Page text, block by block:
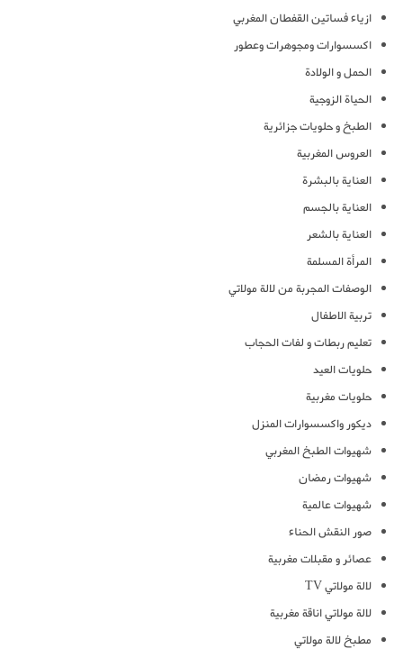
ازياء فساتين القفطان المغربي
اكسسوارات ومجوهرات وعطور
الحمل و الولادة
الحياة الزوجية
الطبخ و حلويات جزائرية
العروس المغربية
العناية بالبشرة
العناية بالجسم
العناية بالشعر
المرأة المسلمة
الوصفات المجربة من لالة مولاتي
تربية الاطفال
تعليم ربطات و لفات الحجاب
حلويات العيد
حلويات مغربية
ديكور واكسسوارات المنزل
شهيوات الطبخ المغربي
شهيوات رمضان
شهيوات عالمية
صور النقش الحناء
عصائر و مقبلات مغربية
لالة مولاتي TV
لالة مولاتي اناقة مغربية
مطبخ لالة مولاتي